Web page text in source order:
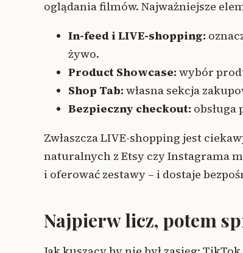
oglądania filmów. Najważniejsze
In-feed i LIVE-shopping:
żywo.
Product Showcase: wybór
Shop Tab: własna sekcja
Bezpieczny checkout:
Zwłaszcza LIVE-shopping jest
naturalnych z Etsy czy Instagrama
i oferować zestawy – i dostaje
Najpierw licz, potem